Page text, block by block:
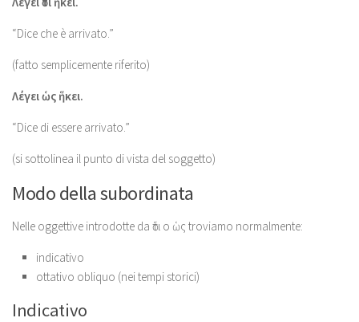
“Dice che è arrivato.”
(fatto semplicemente riferito)
Λέγει ὡς ἥκει.
“Dice di essere arrivato.”
(si sottolinea il punto di vista del soggetto)
Modo della subordinata
Nelle oggettive introdotte da ὅτι o ὡς troviamo normalmente:
indicativo
ottativo obliquo (nei tempi storici)
Indicativo